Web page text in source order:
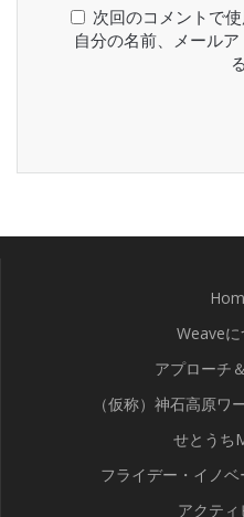
次回のコメントで
自分の名前、メール
Weaveに
アプローチ
（仮称）神石高原ワ
せとうち
フライデー・イノ
アクティ